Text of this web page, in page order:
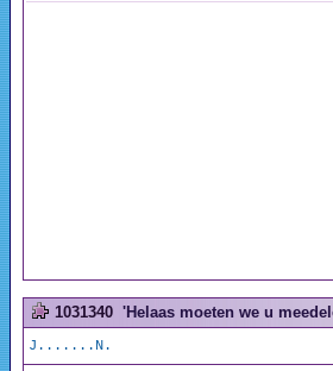
1031340 'Helaas moeten we u
J.......N.